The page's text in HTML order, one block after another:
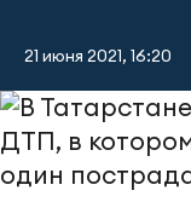
21 июня 2021, 16:20